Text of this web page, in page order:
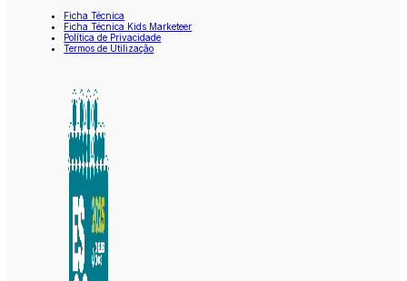
Ficha Técnica
Ficha Técnica Kids Marketeer
Política de Privacidade
Termos de Utilização